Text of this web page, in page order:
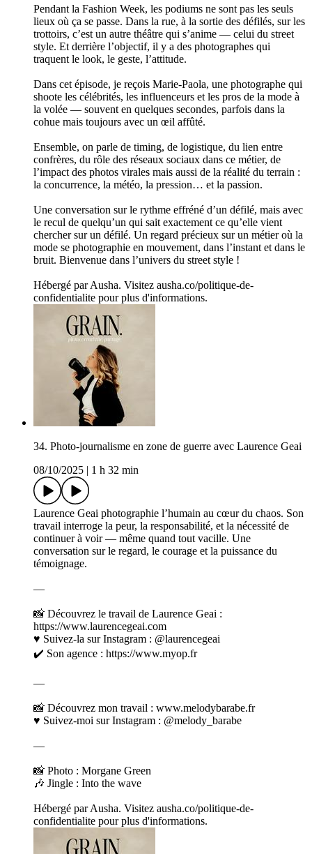
Pendant la Fashion Week, les podiums ne sont pas les seuls
lieux où ça se passe. Dans la rue, à la sortie des défilés, sur les
trottoirs, c’est un autre théâtre qui s’anime — celui du street
style. Et derrière l’objectif, il y a des photographes qui
traquent le look, le geste, l’attitude.
Dans cet épisode, je reçois Marie-Paola, une photographe qui
shoote les célébrités, les influenceurs et les pros de la mode à
la volée — souvent en quelques secondes, parfois dans la
cohue mais toujours avec un œil affûté.
Ensemble, on parle de timing, de logistique, du lien entre
confrères, du rôle des réseaux sociaux dans ce métier, de
l’impact des photos virales mais aussi de la réalité du terrain :
la concurrence, la météo, la pression… et la passion.
Une conversation sur le rythme effréné d’un défilé, mais avec
le recul de quelqu’un qui sait exactement ce qu’elle vient
chercher sur un défilé. Un regard précieux sur un métier où la
mode se photographie en mouvement, dans l’instant et dans le
bruit. Bienvenue dans l’univers du street style !
Hébergé par Ausha. Visitez ausha.co/politique-de-
confidentialite pour plus d'informations.
34. Photo-journalisme en zone de guerre avec Laurence Geai
08/10/2025 | 1 h 32 min
Laurence Geai photographie l’humain au cœur du chaos. Son
travail interroge la peur, la responsabilité, et la nécessité de
continuer à voir — même quand tout vacille. Une
conversation sur le regard, le courage et la puissance du
témoignage.
—
📸 Découvrez le travail de Laurence Geai :
https://www.laurencegeai.com
♥️ Suivez-la sur Instagram : @laurencegeai
✔️ Son agence : https://www.myop.fr
—
📸 Découvrez mon travail : www.melodybarabe.fr
♥️ Suivez-moi sur Instagram : @melody_barabe
—
📸 Photo : Morgane Green
🎶 Jingle : Into the wave
Hébergé par Ausha. Visitez ausha.co/politique-de-
confidentialite pour plus d'informations.